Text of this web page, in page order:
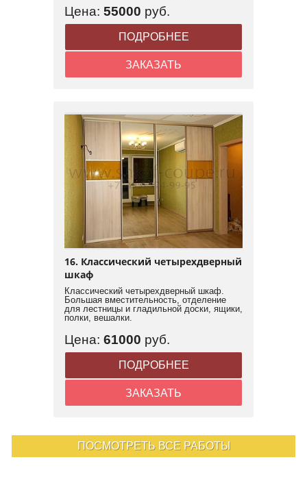
Цена: 55000 руб.
ПОДРОБНЕЕ
ЗАКАЗАТЬ
16. Классический четырехдверный
шкаф
Классический четырехдверный шкаф.
Большая вместительность, отделение
для лестницы и гладильной доски, ящики,
полки, вешалки.
Цена: 61000 руб.
ПОДРОБНЕЕ
ЗАКАЗАТЬ
ПОСМОТРЕТЬ ВСЕ РАБОТЫ